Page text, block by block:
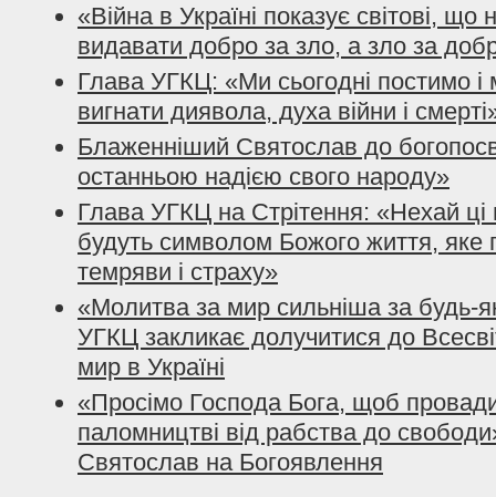
«Війна в Україні показує світові,
видавати добро за зло, а зло за
Глава УГКЦ: «Ми сьогодні постимо
вигнати диявола, духа війни і
Блаженніший Святослав до
останньою надією свого народу»
Глава УГКЦ на Стрітення: «Нехай ці
будуть символом Божого життя, яке
темряви і страху»
«Молитва за мир сильніша за будь-
УГКЦ закликає долучитися до
мир в Україні
«Просімо Господа Бога, щоб
паломництві від рабства до
Святослав на Богоявлення